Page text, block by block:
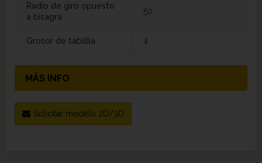
Radio de giro opuesto
a bisagra
50
Grosor de tablilla 4
MÁS INFO
Solicitar modelo 2D/3D